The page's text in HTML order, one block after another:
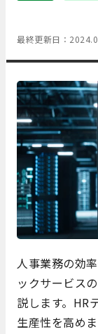
最終更新日：
人事業務の効
ックサービス
説します。HR
生産性を高めま